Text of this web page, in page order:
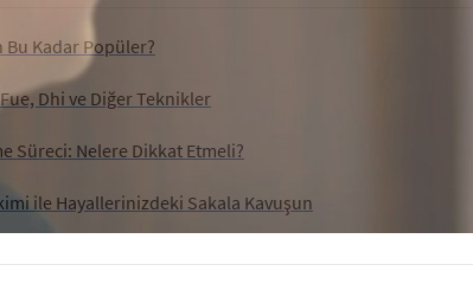
Bu Kadar Popüler?
Dhi ve Diğer Teknikler
Süreci: Nelere Dikkat Etmeli?
ile Hayallerinizdeki Sakala Kavuşun